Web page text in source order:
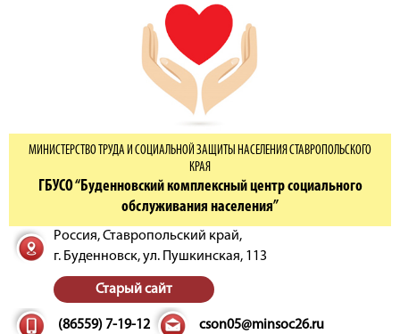
МИНИСТЕРСТВО ТРУДА И СОЦИАЛЬНОЙ ЗАЩИТЫ НАСЕЛЕНИЯ СТАВРОПОЛЬСКОГО
КРАЯ
ГБУСО “Буденновский комплексный центр социального
обслуживания населения”
Россия, Ставропольский край,
г. Буденновск,ул. Пушкинская, 113
Старый сайт
(86559) 7-19-12 cson05@minsoc26.ru